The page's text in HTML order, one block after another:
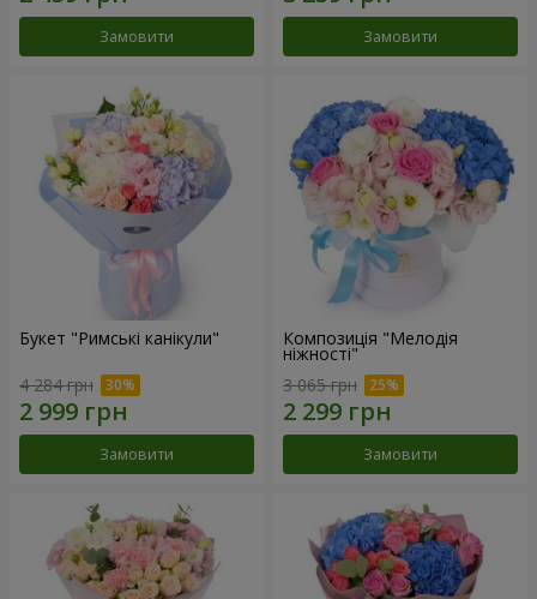
Замовити Замовити
Букет "Римські канікули"
4 284 грн
Замовити
Композиція "Мелодія
ніжності"
3 065 грн
Замовити